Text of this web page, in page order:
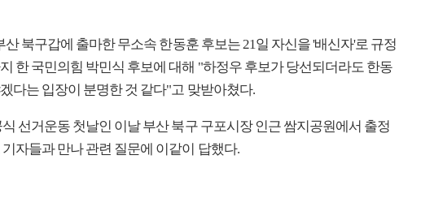
산 북구갑에 출마한 무소속 한동훈 후보는 21일 자신을 '배신자'로 규정
한 국민의힘 박민식 후보에 대해 "하정우 후보가 당선되더라도 한동
다는 입장이 분명한 것 같다"고 맞받아쳤다.
선거운동 첫날인 이날 부산 북구 구포시장 인근 쌈지공원에서 출정
자들과 만나 관련 질문에 이같이 답했다.